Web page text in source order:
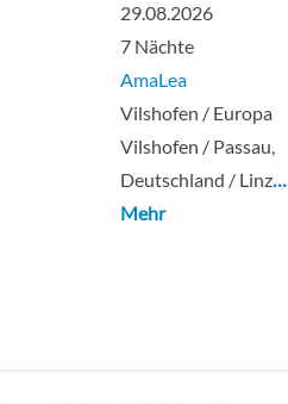
29.08.2026
7 Nächte
AmaLea
Vilshofen / Europa
Vilshofen / Passau,
Deutschland / Linz…
Mehr